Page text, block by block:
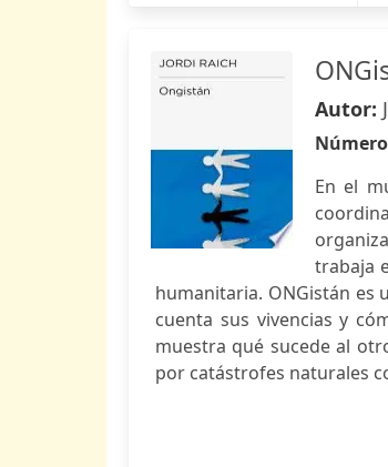
Autor:
En el
trabaja
humanitaria. ONGistán es
cuenta sus vivencias y
muestra qué sucede al
por catástrofes naturales